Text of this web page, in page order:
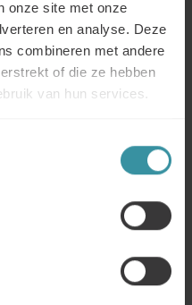
onze site met onze
en analyse. Deze
combineren met andere
of die ze hebben
van hun services.
posées